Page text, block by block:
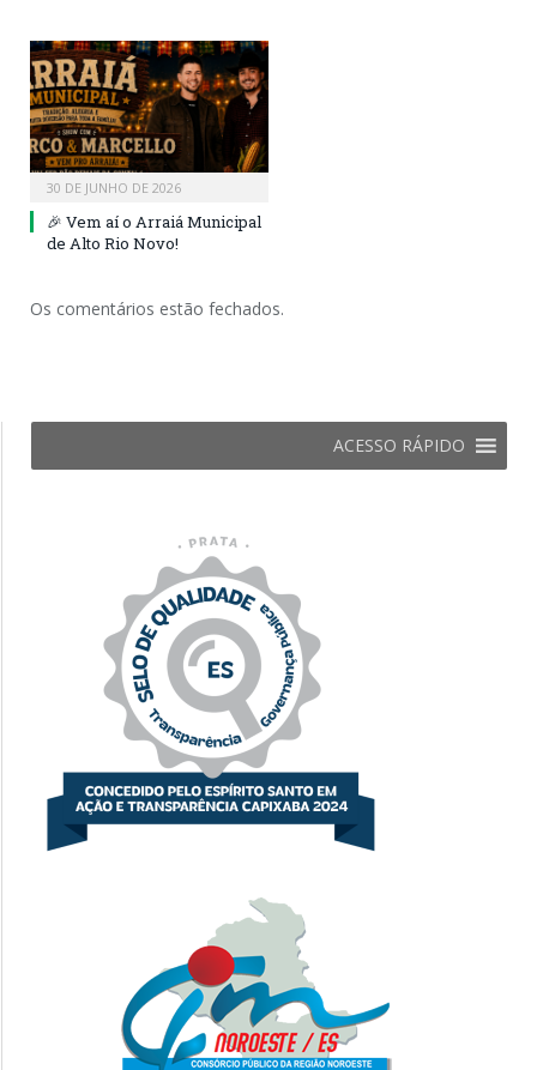
30 DE JUNHO DE 2026
🎉 Vem aí o Arraiá Municipal
de Alto Rio Novo!
Os comentários estão fechados.
ACESSO RÁPIDO